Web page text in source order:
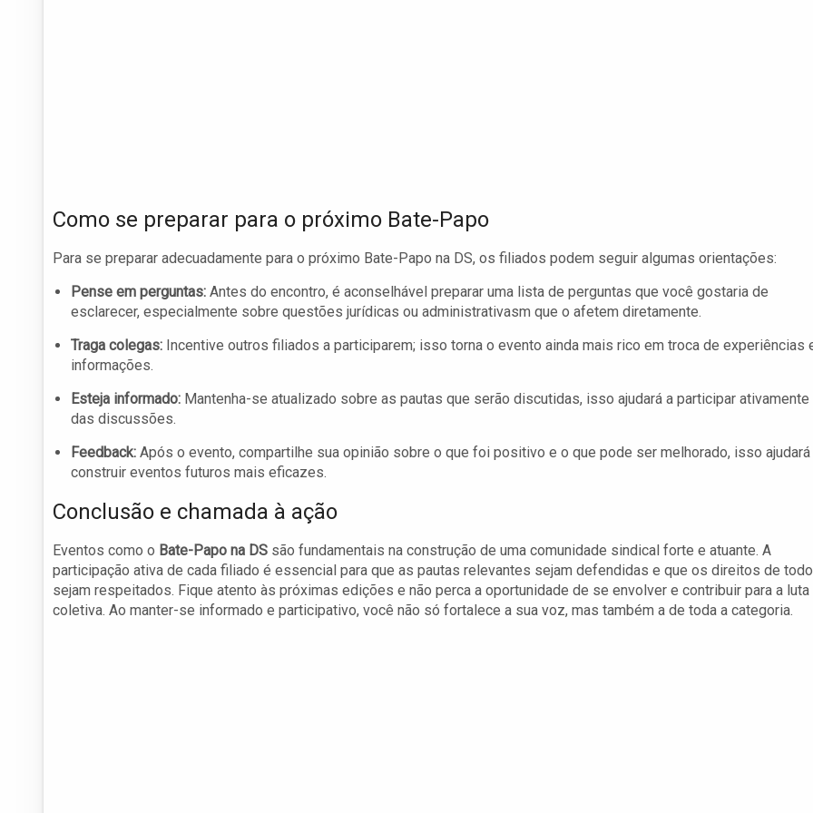
Como se preparar para o próximo Bate-Papo
Para se preparar adecuadamente para o próximo Bate-Papo na DS, os filiados podem seguir algumas orientações:
Pense em perguntas: Antes do encontro, é aconselhável preparar uma lista de perguntas que você gostaria de
esclarecer, especialmente sobre questões jurídicas ou administrativasm que o afetem diretamente.
Traga colegas: Incentive outros filiados a participarem; isso torna o evento ainda mais rico em troca de experiências
informações.
Esteja informado: Mantenha-se atualizado sobre as pautas que serão discutidas, isso ajudará a participar ativamente
das discussões.
Feedback: Após o evento, compartilhe sua opinião sobre o que foi positivo e o que pode ser melhorado, isso ajudará
construir eventos futuros mais eficazes.
Conclusão e chamada à ação
Eventos como o Bate-Papo na DS são fundamentais na construção de uma comunidade sindical forte e atuante. A
participação ativa de cada filiado é essencial para que as pautas relevantes sejam defendidas e que os direitos de
sejam respeitados. Fique atento às próximas edições e não perca a oportunidade de se envolver e contribuir para a luta
coletiva. Ao manter-se informado e participativo, você não só fortalece a sua voz, mas também a de toda a categoria.